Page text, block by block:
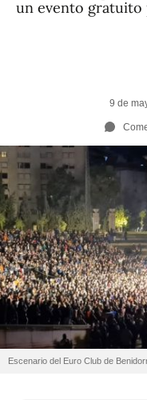
un evento gratuito
9 de
Escenario del Euro Club de